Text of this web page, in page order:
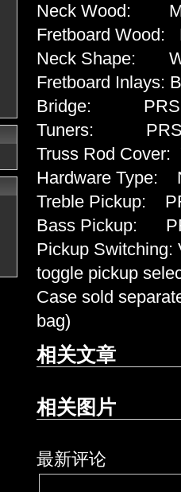
Neck Wood:
Fretboard Wood:
Neck Shape:
Fretboard Inlays:
Bridge: PRS
Tuners: PRS
Truss Rod Cover:
Hardware Type:
Treble Pickup:
Bass Pickup:
Pickup Switching:
toggle pickup
Case sold
bag)
相关文章
相关图片
最新评论